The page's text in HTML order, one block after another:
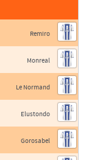
Remiro
Monreal
Le Normand
Elustondo
Gorosabel